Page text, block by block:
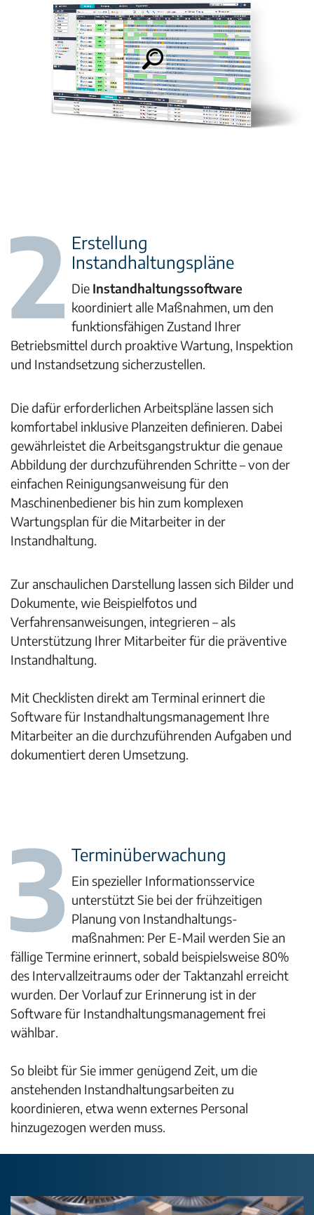
Erstellung
Instandhaltungspläne
Die Instandhaltungssoftware
koordiniert alle Maßnahmen, um den
funktionsfähigen Zustand Ihrer
Betriebsmittel durch proaktive Wartung, Inspektion
und Instandsetzung sicherzustellen.
Die dafür erforderlichen Arbeitspläne lassen sich
komfortabel inklusive Planzeiten definieren. Dabei
gewährleistet die Arbeitsgangstruktur die genaue
Abbildung der durchzuführenden Schritte – von der
einfachen Reinigungsanweisung für den
Maschinenbediener bis hin zum komplexen
Wartungsplan für die Mitarbeiter in der
Instandhaltung.
Zur anschaulichen Darstellung lassen sich Bilder und
Dokumente, wie Beispielfotos und
Verfahrensanweisungen, integrieren – als
Unterstützung Ihrer Mitarbeiter für die präventive
Instandhaltung.
Mit Checklisten direkt am Terminal erinnert die
Software für Instandhaltungsmanagement Ihre
Mitarbeiter an die durchzuführenden Aufgaben und
dokumentiert deren Umsetzung.
Terminüberwachung
Ein spezieller Informationsservice
unterstützt Sie bei der frühzeitigen
Planung von Instandhaltungs­
maßnahmen: Per E-Mail werden Sie an
fällige Termine erinnert, sobald beispielsweise 80%
des Intervallzeitraums oder der Taktanzahl erreicht
wurden. Der Vorlauf zur Erinnerung ist in der
Software für Instandhaltungsmanagement frei
wählbar.
So bleibt für Sie immer genügend Zeit, um die
anstehenden Instandhaltungsarbeiten zu
koordinieren, etwa wenn externes Personal
hinzugezogen werden muss.